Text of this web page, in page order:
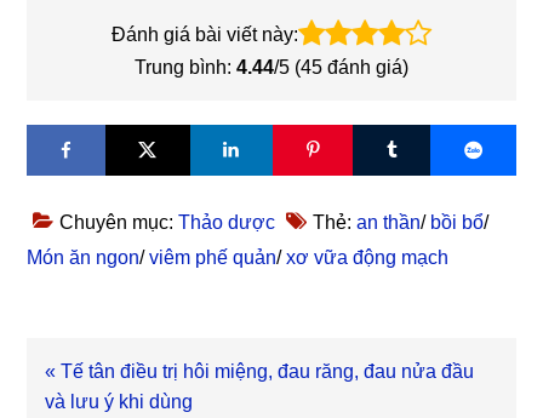
Đánh giá bài viết này:
Trung bình: 4.44/5 (45 đánh giá)
Chuyên mục:Thảo dược Thẻ:an thần/ bồi bổ/
Món ăn ngon/viêm phế quản/xơ vữa động mạch
Bài
viết
« Tế tân điều trị hôi miệng, đau răng, đau nửa đầu
và lưu ý khi dùng